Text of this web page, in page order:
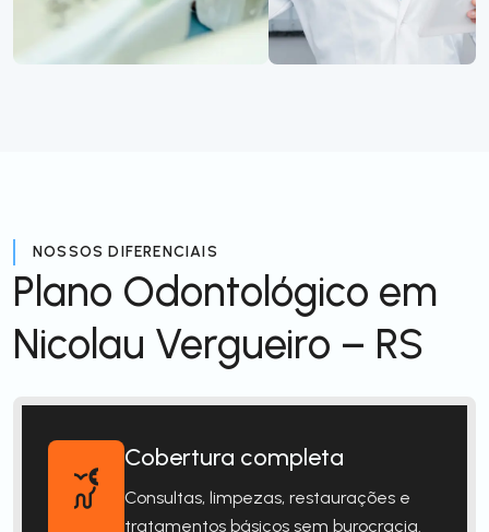
NOSSOS DIFERENCIAIS
Plano Odontológico em
Nicolau Vergueiro – RS
Cobertura completa
Consultas, limpezas, restaurações e
tratamentos básicos sem burocracia.